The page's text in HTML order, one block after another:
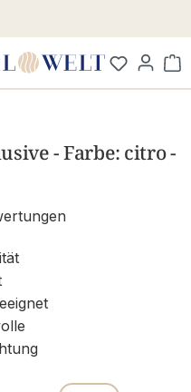
- Farbe: citro -